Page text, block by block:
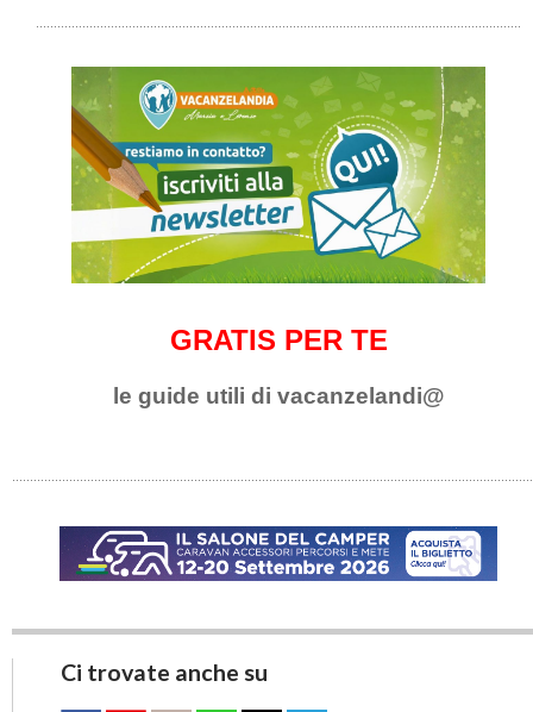
GRATIS PER TE
le guide utili di vacanzelandi@
Ci trovate anche su